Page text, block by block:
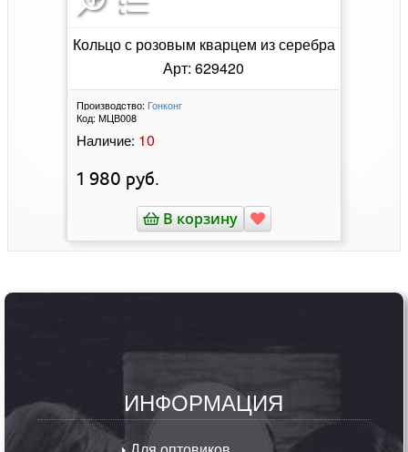
Кольцо с розовым кварцем из серебра
Арт: 629420
Производство: Гонконг
Код: МЦВ008
Наличие: 10
1 980 руб.
В корзину
ИНФОРМАЦИЯ